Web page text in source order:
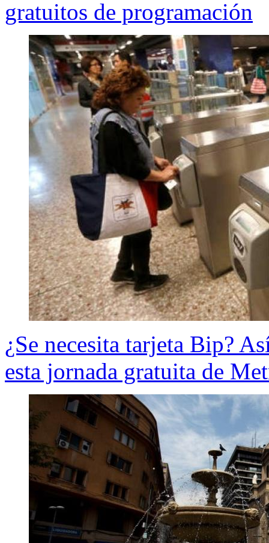
gratuitos de programación
¿Se necesita tarjeta Bip?
esta jornada gratuita de